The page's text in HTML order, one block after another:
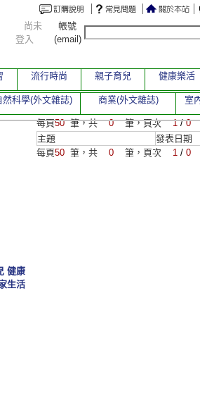
每頁50 筆，共 0 筆，頁次1/0
主題
發表日期
每頁50 筆，共 0 筆，頁次 1 / 0
健康
生活
尚未
登入
帳號
(email)
流行時尚 親子育兒 健康樂活
然科學(外文雜誌) 商業(外文雜誌) 室